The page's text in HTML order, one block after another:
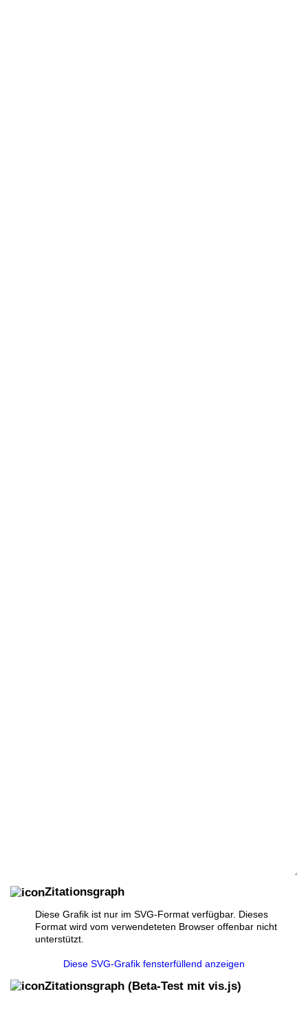
Zitationsgraph
Diese Grafik ist nur im SVG-Format verfügbar. Dieses
Format wird vom verwendeteten Browser offenbar nicht
unterstützt.
Diese SVG-Grafik fensterfüllend anzeigen
Zitationsgraph (Beta-Test mit vis.js)